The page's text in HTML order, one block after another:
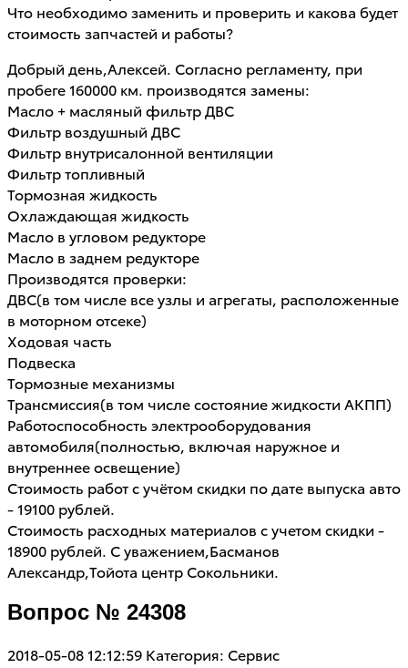
Что необходимо заменить и проверить и какова будет
стоимость запчастей и работы?
Добрый день,Алексей. Согласно регламенту, при
пробеге 160000 км. производятся замены:
Масло + масляный фильтр ДВС
Фильтр воздушный ДВС
Фильтр внутрисалонной вентиляции
Фильтр топливный
Тормозная жидкость
Охлаждающая жидкость
Масло в угловом редукторе
Масло в заднем редукторе
Производятся проверки:
ДВС(в том числе все узлы и агрегаты, расположенные
в моторном отсеке)
Ходовая часть
Подвеска
Тормозные механизмы
Трансмиссия(в том числе состояние жидкости АКПП)
Работоспособность электрооборудования
автомобиля(полностью, включая наружное и
внутреннее освещение)
Стоимость работ с учётом скидки по дате выпуска авто
- 19100 рублей.
Стоимость расходных материалов с учетом скидки -
18900 рублей. С уважением,Басманов
Александр,Тойота центр Сокольники.
Вопрос № 24308
2018-05-08 12:12:59 Категория: Сервис